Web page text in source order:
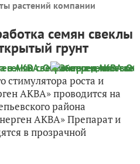
растений компании
семян свеклы
грунт
стимулятора роста и
АКВА» проводится на
района
АКВА» Препарат и
в прозрачной